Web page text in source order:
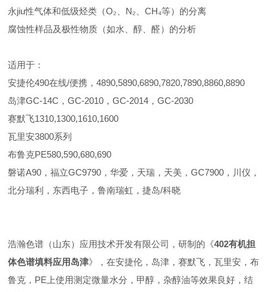
‌永jiu性气体和低级烃类‌（O₂、N₂、CH₄等）的分离
‌腐蚀性样品及极性物质‌（如水、醇、醛）的分析
适用于：
安捷伦490在线/便携，4890,5890,6890,7820,7890,8860,8890
岛津GC-14C，GC-2010，GC-2014，GC-2030
赛默飞1310,1300,1610,1600
瓦里安3800系列
布鲁克PE580,590,680,690
磐诺A90，福立GC9790，华爱，天瑞，天美，GC7900，川仪，
北分瑞利，东西电子，鲁南瑞虹，捷岛/科晓
浩瀚色谱（山东）应用技术开发有限公司，研制的《402有机担
体色谱填料应用岛津》，在安捷伦，岛津，赛默飞，瓦里安，布
鲁克，PE上使用测定微量水分，甲醇，杂醇油等效果良好，结